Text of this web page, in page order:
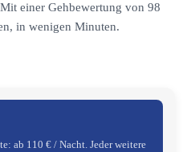
einer Gehbewertung von 98
in wenigen Minuten.
ab 110 € / Nacht. Jeder weitere